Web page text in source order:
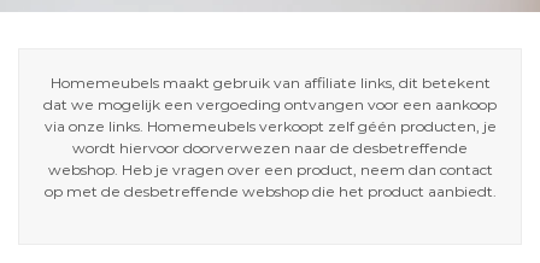
Homemeubels maakt gebruik van affiliate links, dit betekent
dat we mogelijk een vergoeding ontvangen voor een aankoop
via onze links. Homemeubels verkoopt zelf géén producten, je
wordt hiervoor doorverwezen naar de desbetreffende
webshop. Heb je vragen over een product, neem dan contact
op met de desbetreffende webshop die het product aanbiedt.